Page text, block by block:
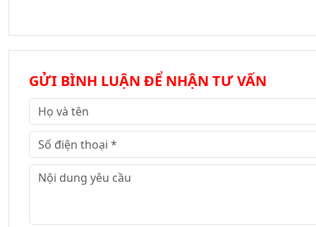
GỬI BÌNH LUẬN ĐỂ NHẬN TƯ VẤN